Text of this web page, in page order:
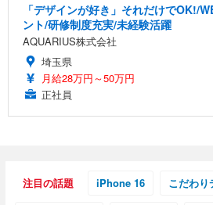
「デザインが好き」それだけでOK!/
ント/研修制度充実/未経験活躍
AQUARIUS株式会社
埼玉県
月給28万円～50万円
正社員
注目の話題 iPhone 16 こだわり